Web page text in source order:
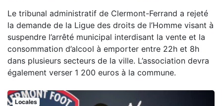
Le tribunal administratif de Clermont-Ferrand a rejeté
la demande de la Ligue des droits de l’Homme visant à
suspendre l’arrêté municipal interdisant la vente et la
consommation d’alcool à emporter entre 22h et 8h
dans plusieurs secteurs de la ville. L’association devra
également verser 1 200 euros à la commune.
Locales